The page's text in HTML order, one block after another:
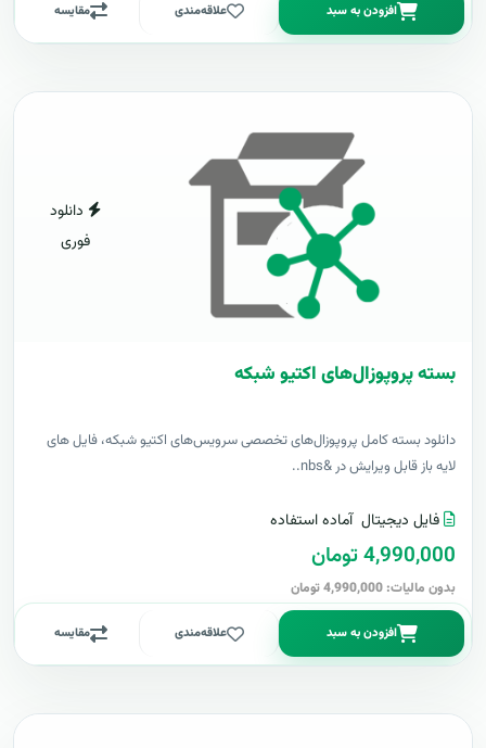
افزودن به سبد علاقه‌مندی مقایسه
دانلود
فوری
بسته پروپوزال‌های اکتیو شبکه
دانلود بسته کامل پروپوزال‌های تخصصی سرویس‌های اکتیو شبکه، فایل های
لایه باز قابل ویرایش در &nbs..
فایل دیجیتال آماده استفاده
4,990,000 تومان
بدون مالیات: 4,990,000 تومان
افزودن به سبد علاقه‌مندی مقایسه